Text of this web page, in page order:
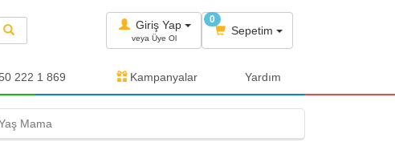
Giriş Yap
veya Üye Ol
Sepetim
0
222 1 869 Kampanyalar Yardım
Mama